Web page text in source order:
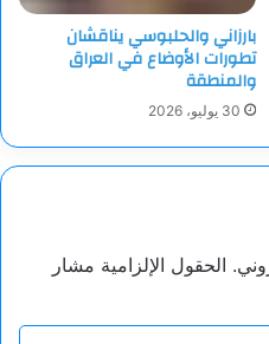
بارزاني والحلبوسي يناقشان
تطورات الأوضاع في العراق
والمنطقة
30 يوليو، 2026
الحقول الإلزامية مشار